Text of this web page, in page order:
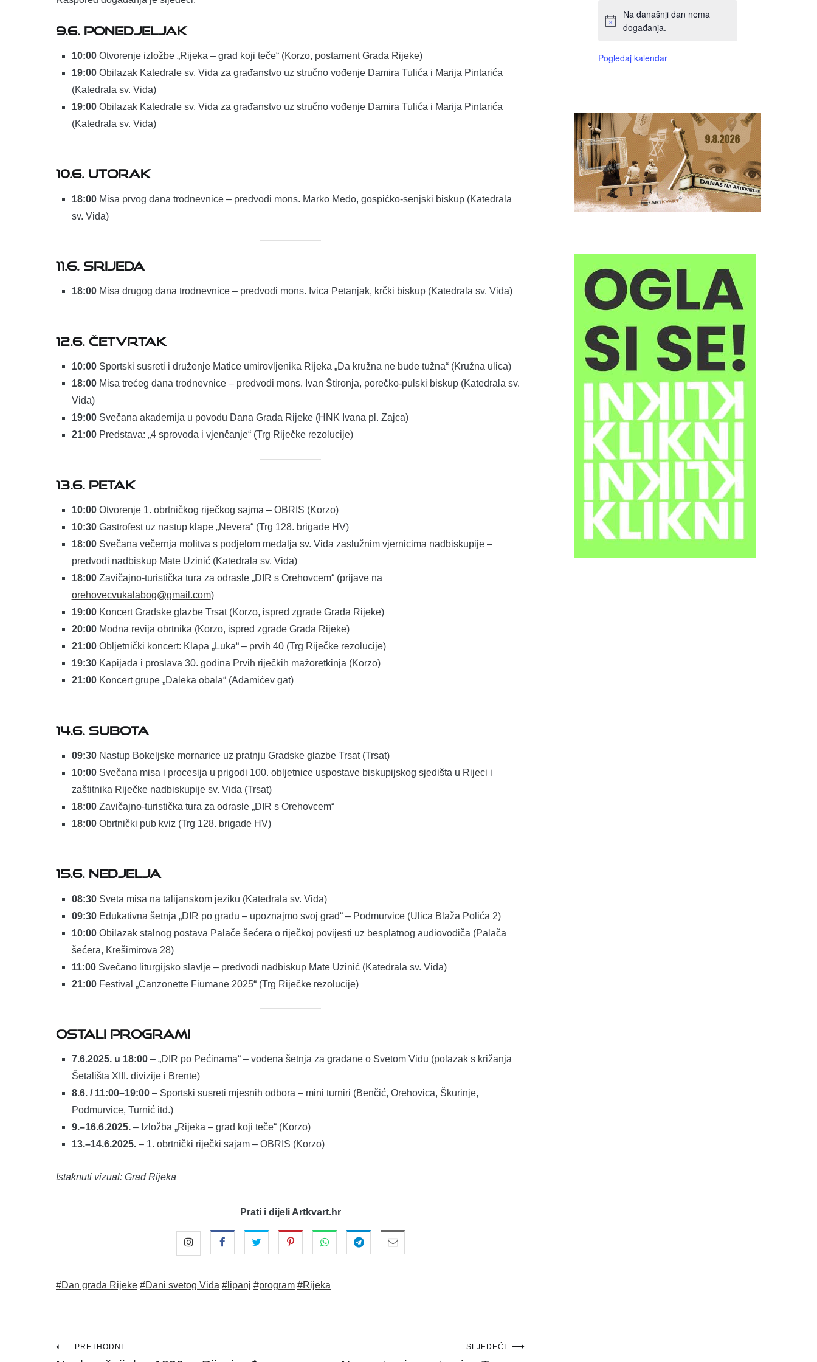
9.6. PONEDJELJAK
10:00Otvorenje izložbe „Rijeka – grad koji teče“ (Korzo, postament Grada Rijeke)
19:00Obilazak Katedrale sv. Vida za građanstvo uz stručno vođenje Damira Tulića i Marija Pintarića
(Katedrala sv. Vida)
19:00Obilazak Katedrale sv. Vida za građanstvo uz stručno vođenje Damira Tulića i Marija Pintarića
(Katedrala sv. Vida)
10.6. UTORAK
18:00Misa prvog dana trodnevnice – predvodi mons. Marko Medo, gospićko-senjski biskup (Katedrala
sv. Vida)
11.6. SRIJEDA
18:00Misa drugog dana trodnevnice – predvodi mons. Ivica Petanjak, krčki biskup (Katedrala sv. Vida)
12.6. ČETVRTAK
10:00Sportski susreti i druženje Matice umirovljenika Rijeka „Da kružna ne bude tužna“ (Kružna ulica)
18:00Misa trećeg dana trodnevnice – predvodi mons. Ivan Štironja, porečko-pulski biskup (Katedrala sv.
Vida)
19:00Svečana akademija u povodu Dana Grada Rijeke (HNK Ivana pl. Zajca)
21:00Predstava: „4 sprovoda i vjenčanje“ (Trg Riječke rezolucije)
13.6. PETAK
10:00Otvorenje 1. obrtničkog riječkog sajma – OBRIS (Korzo)
10:30Gastrofest uz nastup klape „Nevera“ (Trg 128. brigade HV)
18:00Svečana večernja molitva s podjelom medalja sv. Vida zaslužnim vjernicima nadbiskupije –
predvodi nadbiskup Mate Uzinić (Katedrala sv. Vida)
18:00Zavičajno-turistička tura za odrasle „DIR s Orehovcem“ (prijave na
orehovecvukalabog@gmail.com)
19:00Koncert Gradske glazbe Trsat (Korzo, ispred zgrade Grada Rijeke)
20:00Modna revija obrtnika (Korzo, ispred zgrade Grada Rijeke)
21:00Obljetnički koncert: Klapa „Luka“ – prvih 40 (Trg Riječke rezolucije)
19:30Kapijada i proslava 30. godina Prvih riječkih mažoretkinja (Korzo)
21:00Koncert grupe „Daleka obala“ (Adamićev gat)
14.6. SUBOTA
09:30Nastup Bokeljske mornarice uz pratnju Gradske glazbe Trsat (Trsat)
10:00Svečana misa i procesija u prigodi 100. obljetnice uspostave biskupijskog sjedišta u Rijeci i
zaštitnika Riječke nadbiskupije sv. Vida (Trsat)
18:00Zavičajno-turistička tura za odrasle „DIR s Orehovcem“
18:00Obrtnički pub kviz (Trg 128. brigade HV)
15.6. NEDJELJA
08:30Sveta misa na talijanskom jeziku (Katedrala sv. Vida)
09:30Edukativna šetnja „DIR po gradu – upoznajmo svoj grad“ – Podmurvice (Ulica Blaža Polića 2)
10:00Obilazak stalnog postava Palače šećera o riječkoj povijesti uz besplatnog audiovodiča (Palača
šećera, Krešimirova 28)
11:00Svečano liturgijsko slavlje – predvodi nadbiskup Mate Uzinić (Katedrala sv. Vida)
21:00Festival „Canzonette Fiumane 2025“ (Trg Riječke rezolucije)
OSTALI PROGRAMI
7.6.2025. u 18:00– „DIR po Pećinama“ – vođena šetnja za građane o Svetom Vidu (polazak s križanja
Šetališta XIII. divizije i Brente)
8.6. / 11:00–19:00– Sportski susreti mjesnih odbora – mini turniri (Benčić, Orehovica, Škurinje,
Podmurvice, Turnić itd.)
9.–16.6.2025.– Izložba „Rijeka – grad koji teče“ (Korzo)
13.–14.6.2025.– 1. obrtnički riječki sajam – OBRIS (Korzo)
Istaknuti vizual: Grad Rijeka
Prati i dijeli Artkvart.hr
#Dan grada Rijeke #Dani svetog Vida #lipanj #program #Rijeka
Navigacija
PRETHODNI SLJEDEĆI
Na današnji dan nema
događanja.
Pogledaj kalendar